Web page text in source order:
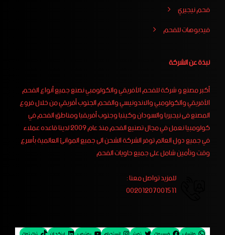
فحم نيجيري
فيدبوهات للفحم
نبذة عن الشركة
أكبر مصنع و شركة للفحم الأفريقي والكولومبي نصنع جميع أنواع الفحم
الأفريقي والكولومبي والاندونيسي والفحم الجنوب أفريقي من خلال فروع
المصنع فى نيجيريا والسودان وكينيا وجنوب أفريقيا ومناطق الفحم في
كولومبيا نعمل في مجال تصنيع الفحم منذ عام 2009 لدينا قاعده عملاء
في جميع دول العالم توفر الشركة الشحن الى جميع الموانئ العالمية بأسرع
وقت وتأمين شامل على جميع حاويات الفحم
للمزيد تواصل معنا :
00201207001511